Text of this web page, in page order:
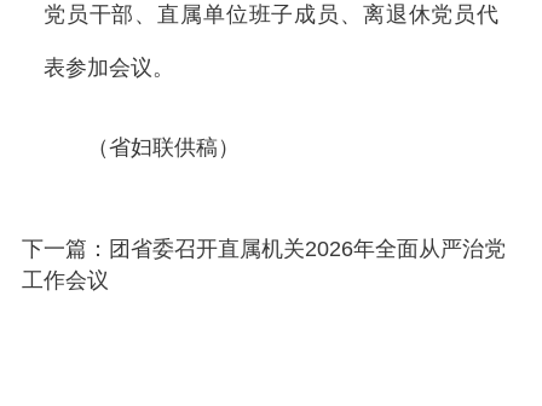
党员干部、直属单位班子成员、离退休党员代
表参加会议。
（省妇联供稿）
下一篇：团省委召开直属机关2026年全面从严治党
工作会议